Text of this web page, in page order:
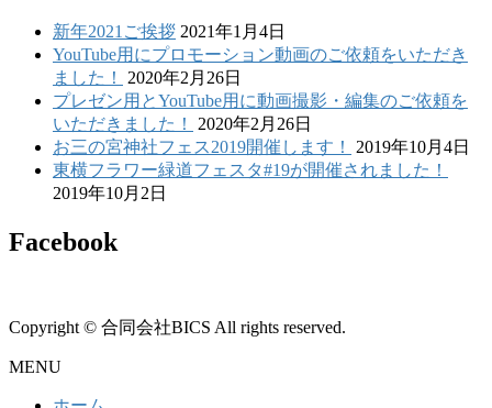
新年2021ご挨拶 2021年1月4日
YouTube用にプロモーション動画のご依頼をいただき
ました！
2020年2月26日
プレゼン用とYouTube用に動画撮影・編集のご依頼を
いただきました！
2020年2月26日
お三の宮神社フェス2019開催します！
2019年10月4日
東横フラワー緑道フェスタ#19が開催されました！
2019年10月2日
Facebook
Copyright © 合同会社BICS All rights reserved.
MENU